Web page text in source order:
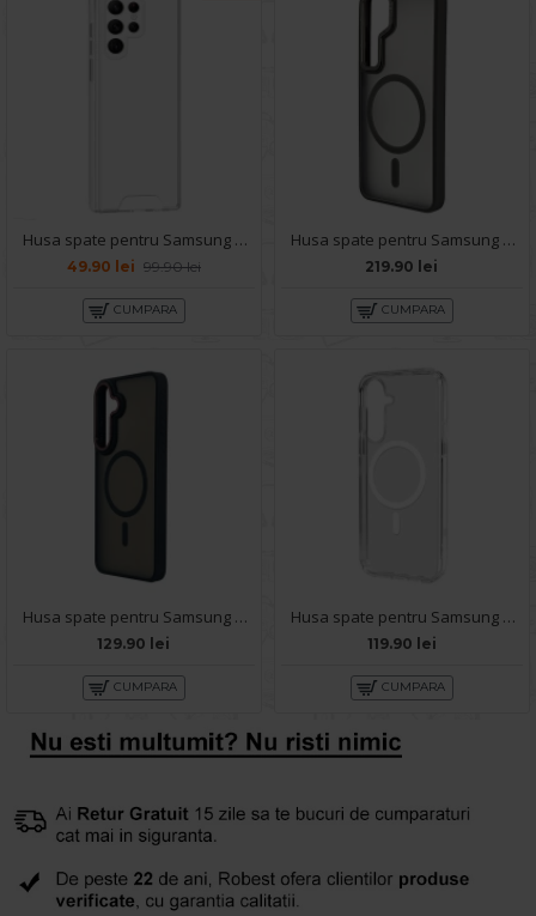
Husa spate pentru Samsung Galaxy S25 Ultra - Space Case
49.90 lei 99.90 lei
CUMPARA
Husa spate pentru Samsung Galaxy S25 Berlia Matte Magsafe - Semitransparent/Gri
219.90 lei
CUMPARA
Husa spate pentru Samsung Galaxy S25 Matte Case Magsafe - Semitransparent/Negru
129.90 lei
CUMPARA
Husa spate pentru Samsung Galaxy S25 Space Magsafe
119.90 lei
CUMPARA